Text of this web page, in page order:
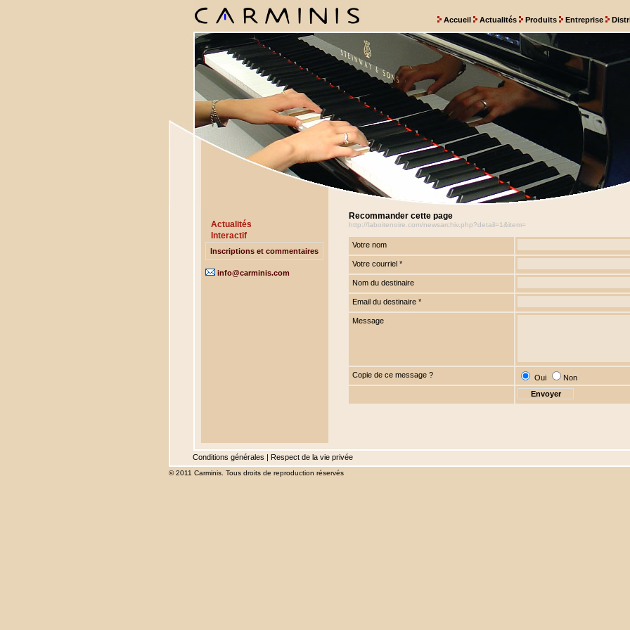
Accueil Actualités Produits Entreprise
Actualités
Interactif
Inscriptions et commentaires
info@carminis.com
Recommander cette page
http://laboitenoire.com/newsarchiv.php?detail=1&item=
Votre nom
Votre courriel *
Nom du destinaire
Email du destinaire *
Message
Copie de ce message ? Oui Non
Conditions générales | Respect de la vie privée
© 2011 Carminis. Tous droits de reproduction réservés